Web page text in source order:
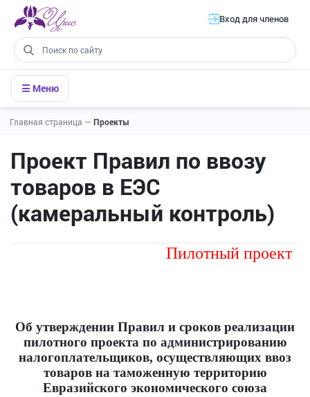
Вход для членов
☰ Меню
Главная страница — Проекты
Проект Правил по ввозу
товаров в ЕЭС
(камеральный контроль)
Пилотный проект
Об утверждении Правил и сроков реализации
пилотного проекта по администрированию
налогоплательщиков, осуществляющих ввоз
товаров на таможенную территорию
Евразийского экономического союза